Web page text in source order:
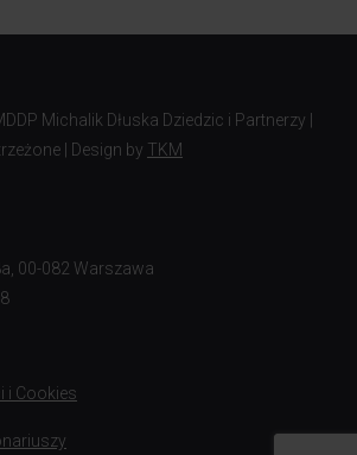
Michalik Dłuska Dziedzic i Partnerzy |
| Design by TKM
00-082 Warszawa
i Cookies